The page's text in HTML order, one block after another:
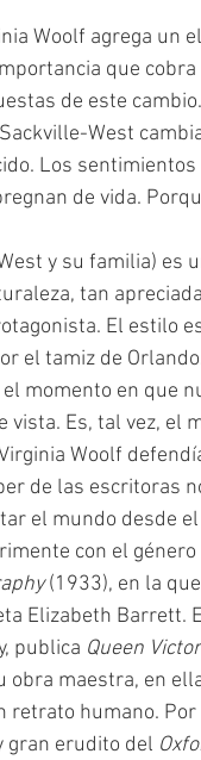
Woolf agrega un
que cobra
de este
West
Los
de vida.
tan
El estilo
el tamiz de
momento en que
Es, tal vez, el
Woolf
de las escritoras
el mundo desde
(1933), en la
Elizabeth Barrett.
publica Queen
maestra, en
retrato humano.
gran erudito del